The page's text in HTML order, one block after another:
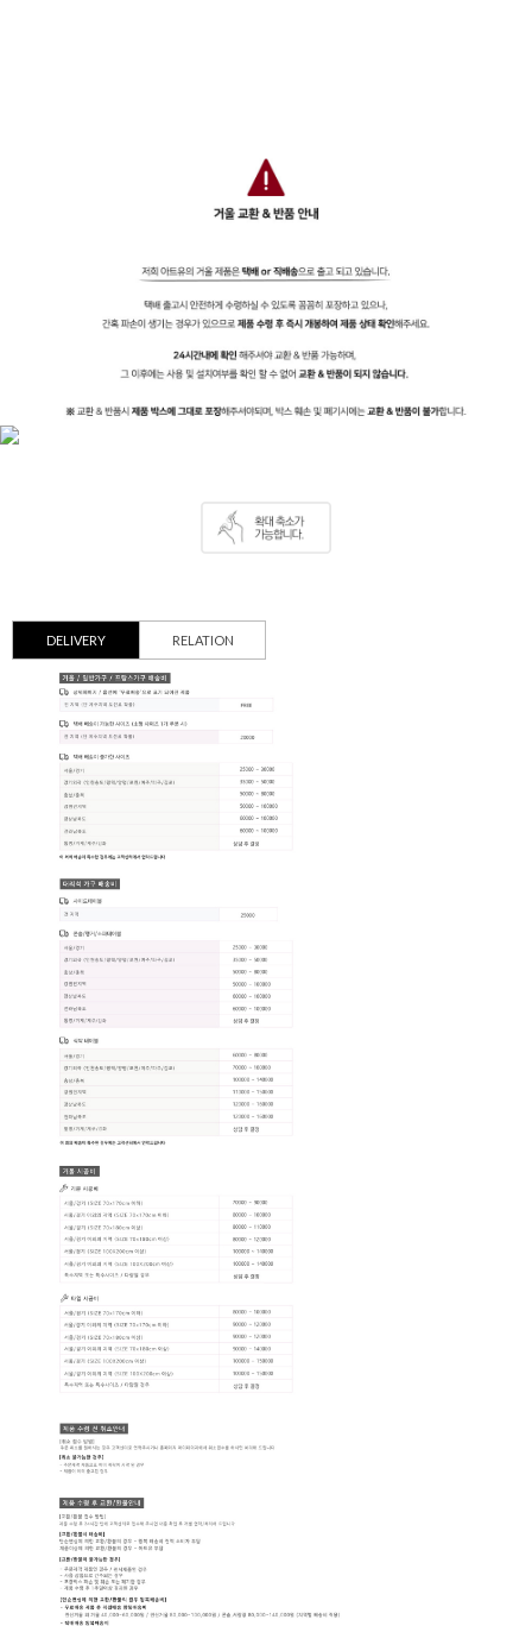
DELIVERY RELATION